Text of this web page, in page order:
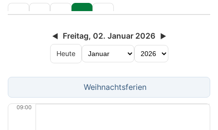
◀ Freitag, 02. Januar 2026 ▶
Heute
Weihnachtsferien
09:00